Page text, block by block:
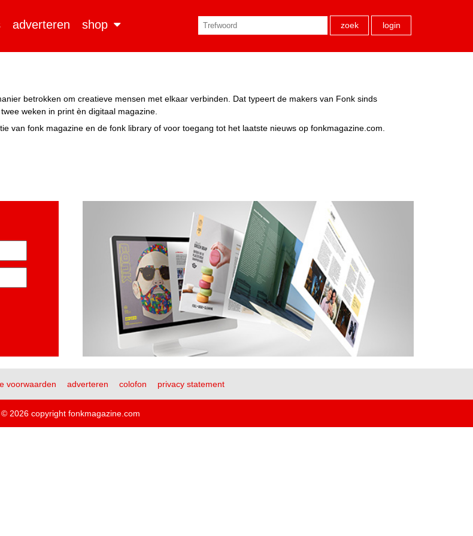
adverteren shop zoek login
betrokken om creatieve mensen met elkaar verbinden. Dat typeert de makers van Fonk sinds
weken in print èn digitaal magazine.
van fonk magazine en de fonk library of voor toegang tot het laatste nieuws op fonkmagazine.com.
voorwaarden adverteren colofon privacy statement
© 2026 copyright fonkmagazine.com